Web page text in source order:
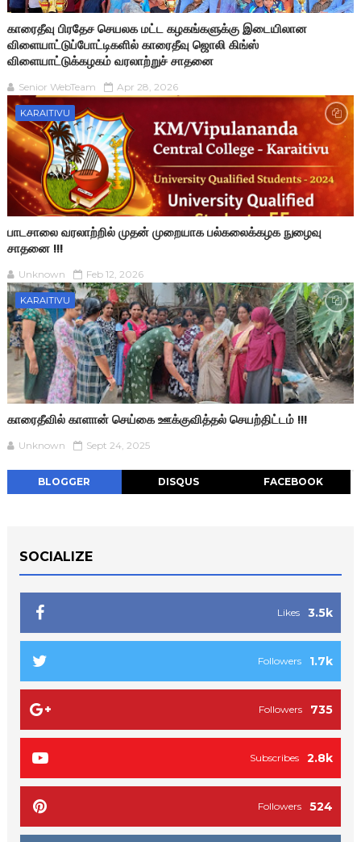
காரைதீவு பிரதேச செயலக மட்ட கழகங்களுக்கு இடையிலான
விளையாட்டுப்போட்டிகளில் காரைதீவு ஜொலி கிங்ஸ்
விளையாட்டுக்கழகம் வரலாற்றுச் சாதனை
Senior WebTeam Apr 28, 2026
KARAITIVU
பாடசாலை வரலாற்றில் முதன் முறையாக பல்கலைக்கழக நுழைவு
சாதனை !!!
Unknown Feb 12, 2026
KARAITIVU
காரைதீவில் காளான் செய்கை ஊக்குவித்தல் செயற்திட்டம் !!!
Unknown Sept 24, 2025
BLOGGER DISQUS FACEBOOK
SOCIALIZE
3.5k
Likes
1.7k
Followers
735
Followers
2.8k
Subscribes
524
Followers